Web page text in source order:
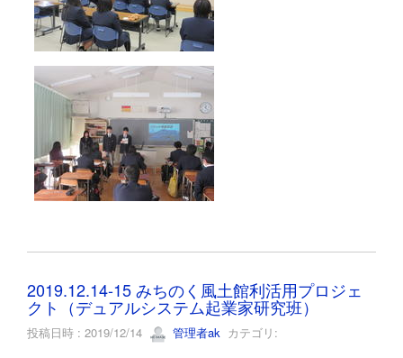
2019.12.14-15 みちのく風土館利活用プロジェ
クト（デュアルシステム起業家研究班）
投稿日時 : 2019/12/14 管理者ak カテゴリ: